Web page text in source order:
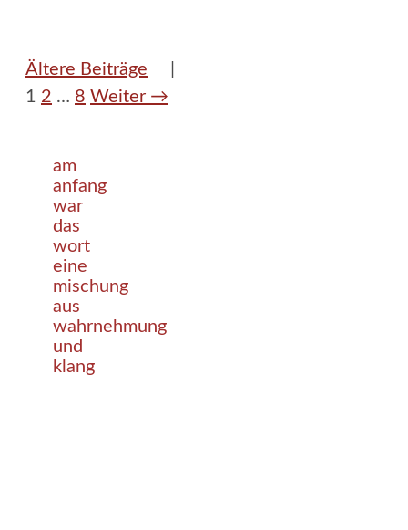
Ältere Beiträge
Seite
1 Seite
2 … Seite
8 Weiter →
am
anfang
war
das
wort
eine
mischung
aus
wahrnehmung
und
klang